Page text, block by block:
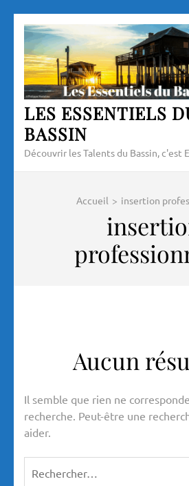
Aller
contenu
(Pressez
Entrée)
LES ESSENTIELS
BASSIN
Découvrir les Talents du Bassin, c'est
Accueil > insertion
Aucun
Il semble que rien ne
recherche. Peut-être une
aider.